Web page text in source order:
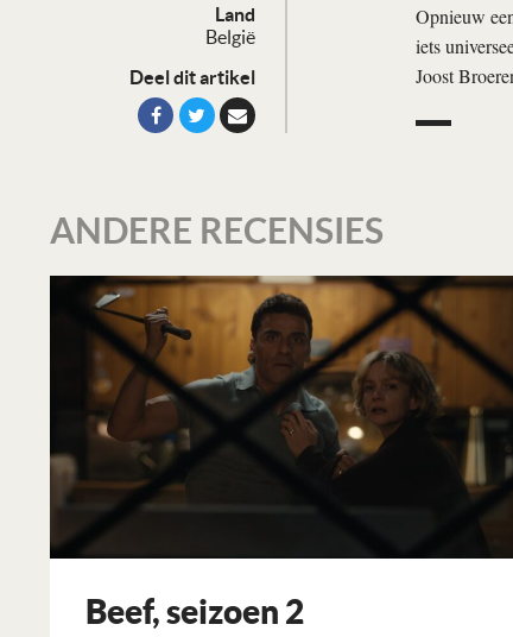
Land
België
Deel dit artikel
Opnieuw
iets
Joost
ANDERE RECENSIES
Beef, seizoen 2